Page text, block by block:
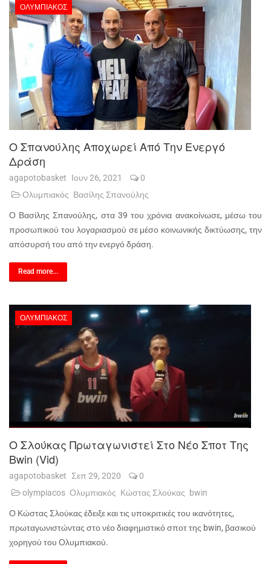
ΟΛΥΜΠΙΑΚΌΣ
O Σπανούλης Αποχωρεί Από Την Ενεργό
Δράση
agapotobasket Ιουν 26, 2021
0
Ολυμπιακός Βασίλης Σπανούλης
Ο Βασίλης Σπανούλης, στα 39 του χρόνια ανακοίνωσε, μέσω του
προσωπικού του λογαριασμού σε μέσο κοινωνικής δικτύωσης, την
απόσυρσή του από την ενεργό δράση.
Read more...
ΟΛΥΜΠΙΑΚΌΣ
Ο Σλούκας Πρωταγωνιστεί Στο Νέο Σποτ Της
Bwin (vid)
agapotobasket Σεπ 29, 2020
0
olympiacos Ολυμπιακός Κώστας Σλούκας bwin
Ο Κώστας Σλούκας έδειξε και τις υποκριτικές του ικανότητες,
πρωταγωνιστώντας στο νέο διαφημιστικό σποτ της bwin, βασικού
χορηγού του Ολυμπιακού.